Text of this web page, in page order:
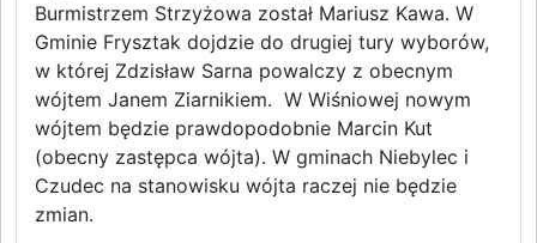
Burmistrzem Strzyżowa został Mariusz Kawa. W
Gminie Frysztak dojdzie do drugiej tury wyborów,
w której Zdzisław Sarna powalczy z obecnym
wójtem Janem Ziarnikiem. W Wiśniowej nowym
wójtem będzie prawdopodobnie Marcin Kut
(obecny zastępca wójta). W gminach Niebylec i
Czudec na stanowisku wójta raczej nie będzie
zmian.